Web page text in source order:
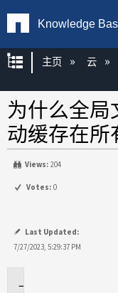
Knowledge
扩展/隐缩全
主页 云
为什么全局
动缓存在所
Views: 204
Votes: 0
Last Updated:
7/27/2023, 5:29:37 PM